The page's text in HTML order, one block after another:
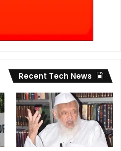
Recent Tech News